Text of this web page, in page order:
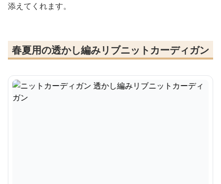
添えてくれます。
春夏用の透かし編みリブニットカーディガン